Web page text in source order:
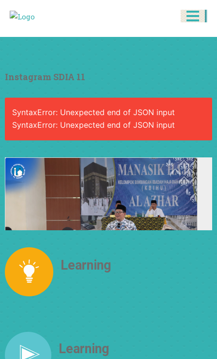
Instagram SDIA 11
SyntaxError: Unexpected end of JSON input
SyntaxError: Unexpected end of JSON input
Learning
Learning